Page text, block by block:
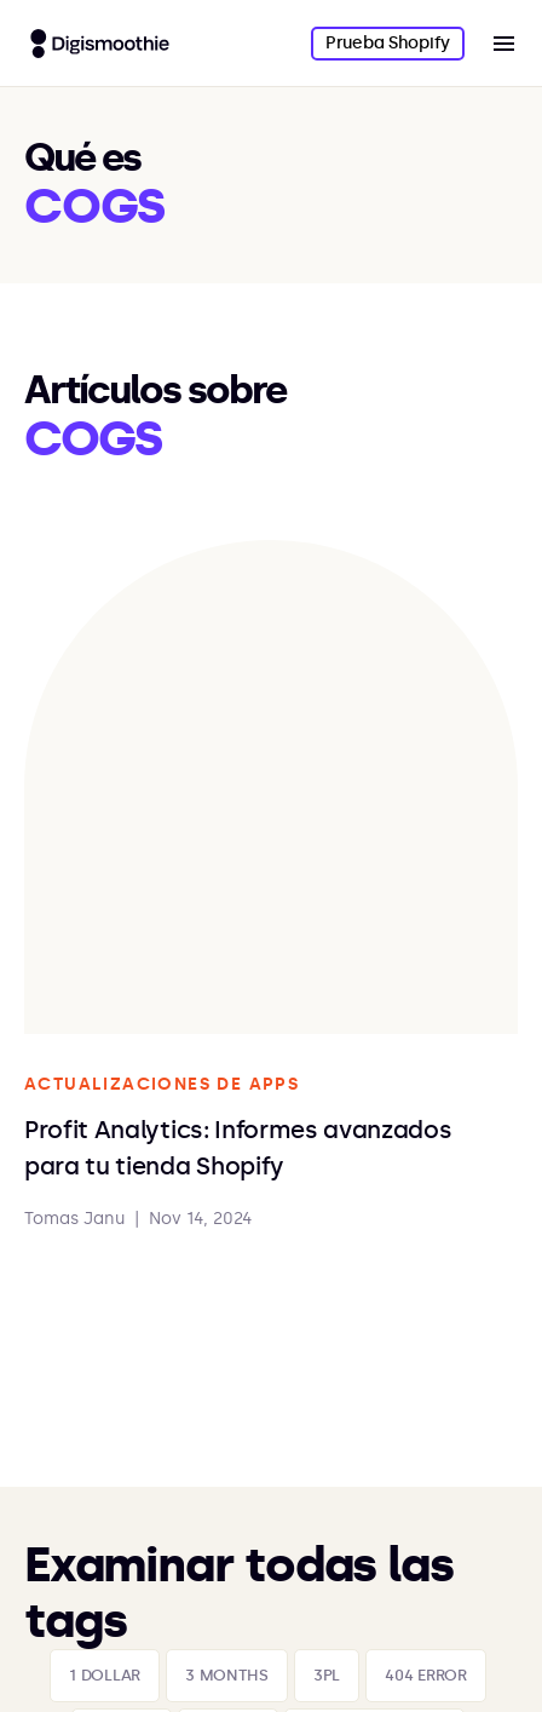
Prueba Shopify
Qué es
COGS
Artículos sobre
COGS
ACTUALIZACIONES DE APPS
Profit Analytics: Informes avanzados
para tu tienda Shopify
Tomas Janu Nov 14, 2024
Examinar todas las
tags
1 DOLLAR 3 MONTHS 3PL 404 ERROR